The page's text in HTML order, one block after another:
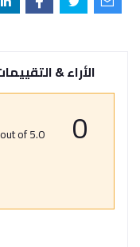
الأراء &
0
out of 5.0